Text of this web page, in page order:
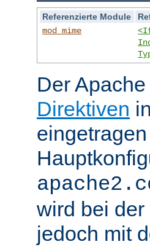
Referenzierte Module
mod_mime
Der
Direktiven
wird bei
jedoch mit